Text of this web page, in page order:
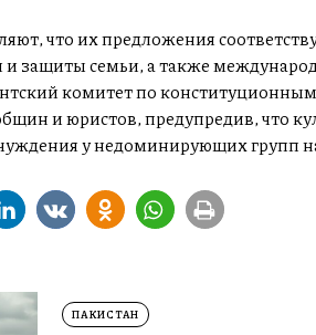
что их предложения
защиты семьи, а также
комитет по
и юристов, предупредив, что
у недоминирующих групп
ПАКИСТАН